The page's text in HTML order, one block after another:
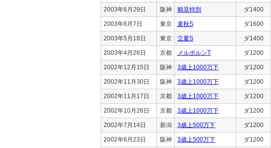
2003年6月29日 阪神 鶴見特別 ダ1400
2003年6月7日 東京 麦秋S ダ1600
2003年5月18日 東京 立夏S ダ1400
2003年4月26日 京都 メルボルンT ダ1200
2002年12月15日 阪神 3歳上1000万下 ダ1200
2002年11月30日 阪神 3歳上1000万下 ダ1200
2002年11月17日 京都 3歳上1000万下 ダ1200
2002年10月26日 京都 3歳上1000万下 ダ1200
2002年7月14日 新潟 3歳上500万下 ダ1200
2002年6月23日 阪神 3歳上500万下 ダ1200